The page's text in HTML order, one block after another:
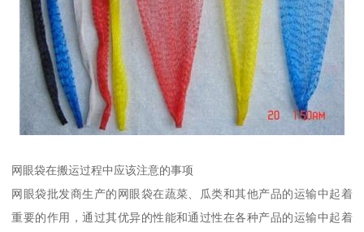
网眼袋在搬运过程中应该注意的事项
网眼袋批发商生产的网眼袋在蔬菜、瓜类和其他产品的运输中起着
重要的作用，通过其优异的性能和通过性在各种产品的运输中起着